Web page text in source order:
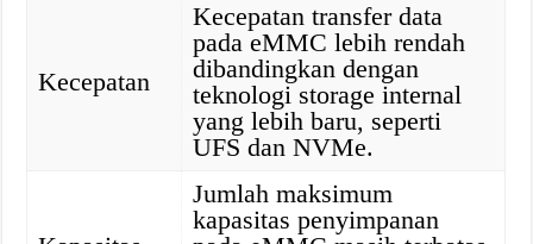
Kecepatan
Kecepatan transfer data
pada eMMC lebih rendah
dibandingkan dengan
teknologi storage internal
yang lebih baru, seperti
UFS dan NVMe.
Jumlah maksimum
kapasitas penyimpanan